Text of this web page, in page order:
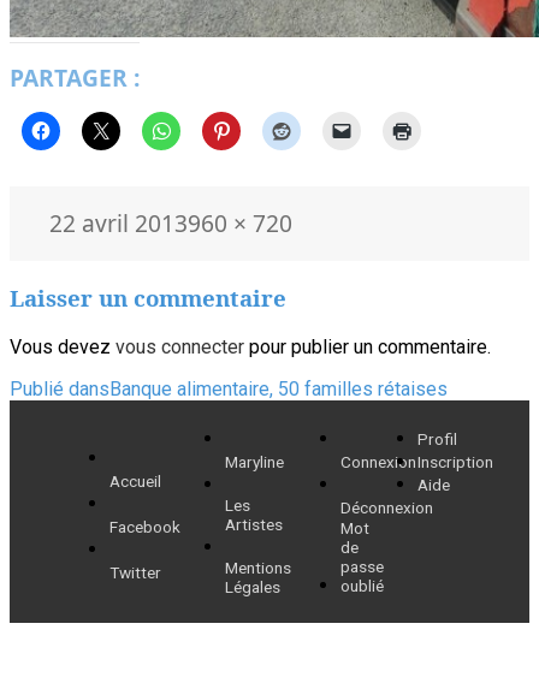
PARTAGER :
Publié
22 avril 2013Taille
960 × 720
Laisser un commentaire
Vous devez vous connecter pour publier un commentaire.
Navigation
l’article
Publié dansBanque alimentaire, 50 familles rétaises
Accueil
Facebook
Twitter
Maryline
Les
Artistes
Mentions
Légales
Connexion
Déconnexion
Mot
de
passe
oublié
Profil
Inscription
Aide